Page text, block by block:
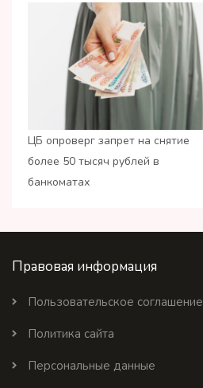
ЦБ опроверг запрет на снятие
более 50 тысяч рублей в
банкоматах
Правовая информация
Пользовательское соглашение
Политика сайта
Персональные данные